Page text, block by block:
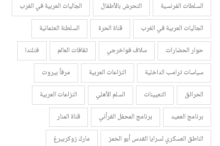
السلطات الفرنسية
التحرش بالأطفال
الجاليات العربية في الغرب
الجاليات العربية في الغرب
قناة الحرة
السلطنة العثمانية
حوار الحضارات
سلاف فواخرجي ثقافات العالم
فنلندا
سياسات ترامب الداخلية
النزاعات العربية
مرفأ بيروت
الحرائق
التعيينات السلم الأهلي
النزاعات العربية
برنامج العميد
برنامج المحفل القرأني
قناة المنار
الناطق العسكري لسرايا القدس أبو الحمز
مارك زوكربيرغ